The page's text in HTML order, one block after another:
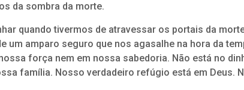
da sombra da morte.
quando tivermos de atravessar os portais da
amparo seguro que nos agasalhe na hora da
força nem em nossa sabedoria. Não está no
família. Nosso verdadeiro refúgio está em Deus.